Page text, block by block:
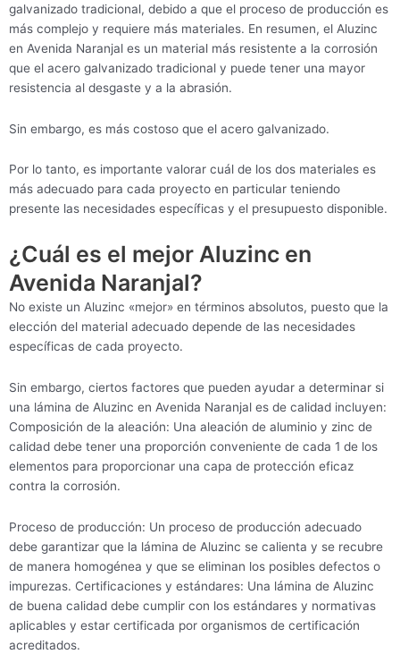
galvanizado tradicional, debido a que el proceso de producción es
más complejo y requiere más materiales. En resumen, el Aluzinc
en Avenida Naranjal es un material más resistente a la corrosión
que el acero galvanizado tradicional y puede tener una mayor
resistencia al desgaste y a la abrasión.
Sin embargo, es más costoso que el acero galvanizado.
Por lo tanto, es importante valorar cuál de los dos materiales es
más adecuado para cada proyecto en particular teniendo
presente las necesidades específicas y el presupuesto disponible.
¿Cuál es el mejor Aluzinc en
Avenida Naranjal?
No existe un Aluzinc «mejor» en términos absolutos, puesto que la
elección del material adecuado depende de las necesidades
específicas de cada proyecto.
Sin embargo, ciertos factores que pueden ayudar a determinar si
una lámina de Aluzinc en Avenida Naranjal es de calidad incluyen:
Composición de la aleación: Una aleación de aluminio y zinc de
calidad debe tener una proporción conveniente de cada 1 de los
elementos para proporcionar una capa de protección eficaz
contra la corrosión.
Proceso de producción: Un proceso de producción adecuado
debe garantizar que la lámina de Aluzinc se calienta y se recubre
de manera homogénea y que se eliminan los posibles defectos o
impurezas. Certificaciones y estándares: Una lámina de Aluzinc
de buena calidad debe cumplir con los estándares y normativas
aplicables y estar certificada por organismos de certificación
acreditados.